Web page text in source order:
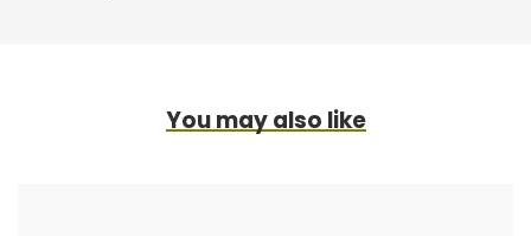
You may also like